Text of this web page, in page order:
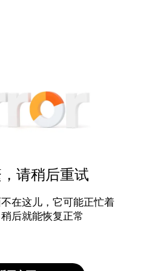
请稍后重试
在这儿，它可能正忙着
后就能恢复正常